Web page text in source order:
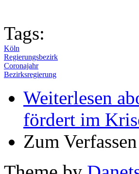
Tags:
Köln
Regierungsbezirk
Coronajahr
Bezirksregierung
Weiterlesen
fördert im
Zum